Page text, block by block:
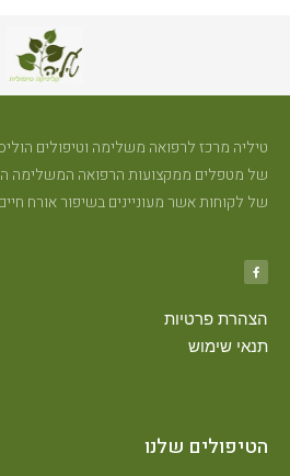
טיליה מרכז לרפואה משלימה וטיפולים
של מטפלים ממקצועות הרפואה המשלימה
של לקוחות אשר מעוניינים בשיפור אורח חיים
הצהרת פרטיות
תנאי שימוש
הטיפולים שלנו